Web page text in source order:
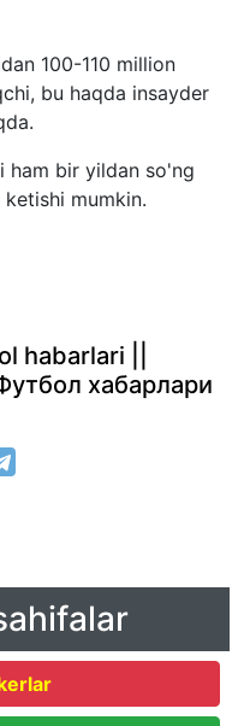
100-110 million
bu haqda insayder
ham bir yildan so'ng
mumkin.
habarlari ||
хабарлари